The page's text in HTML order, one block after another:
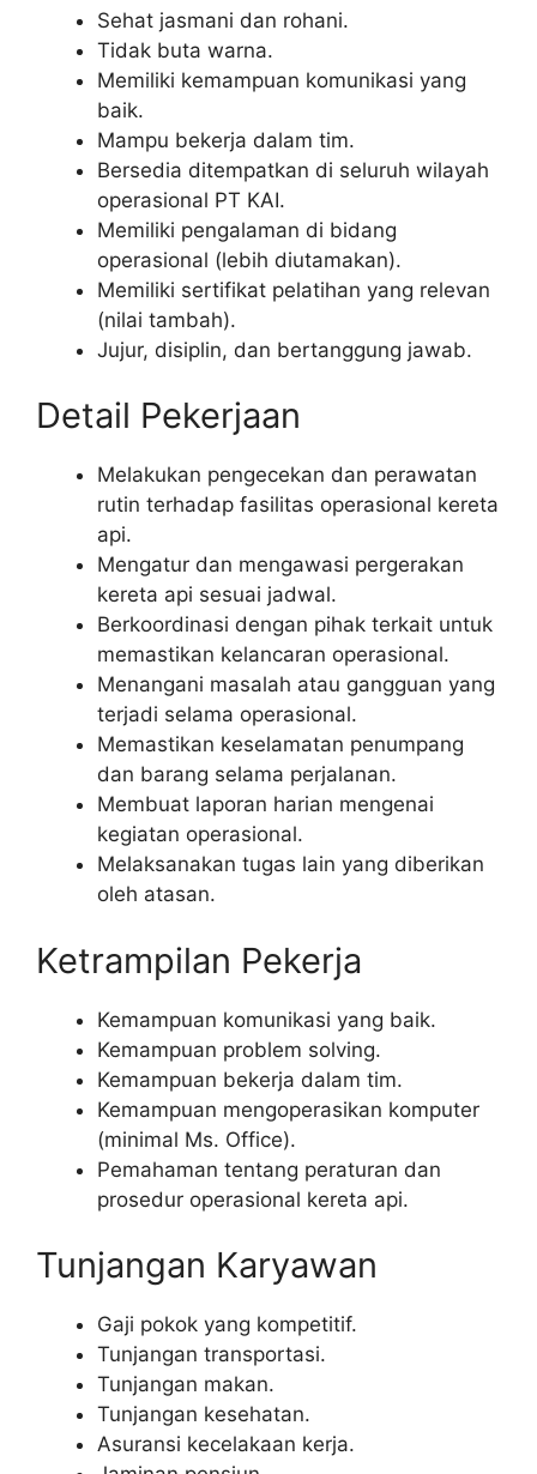
Sehat jasmani dan rohani.
Tidak buta warna.
Memiliki kemampuan komunikasi yang
baik.
Mampu bekerja dalam tim.
Bersedia ditempatkan di seluruh wilayah
operasional PT KAI.
Memiliki pengalaman di bidang
operasional (lebih diutamakan).
Memiliki sertifikat pelatihan yang relevan
(nilai tambah).
Jujur, disiplin, dan bertanggung jawab.
Detail Pekerjaan
Melakukan pengecekan dan perawatan
rutin terhadap fasilitas operasional kereta
api.
Mengatur dan mengawasi pergerakan
kereta api sesuai jadwal.
Berkoordinasi dengan pihak terkait untuk
memastikan kelancaran operasional.
Menangani masalah atau gangguan yang
terjadi selama operasional.
Memastikan keselamatan penumpang
dan barang selama perjalanan.
Membuat laporan harian mengenai
kegiatan operasional.
Melaksanakan tugas lain yang diberikan
oleh atasan.
Ketrampilan Pekerja
Kemampuan komunikasi yang baik.
Kemampuan problem solving.
Kemampuan bekerja dalam tim.
Kemampuan mengoperasikan komputer
(minimal Ms. Office).
Pemahaman tentang peraturan dan
prosedur operasional kereta api.
Tunjangan Karyawan
Gaji pokok yang kompetitif.
Tunjangan transportasi.
Tunjangan makan.
Tunjangan kesehatan.
Asuransi kecelakaan kerja.